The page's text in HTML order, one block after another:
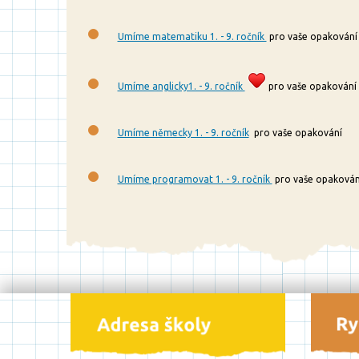
Umíme matematiku 1. - 9. ročník pro vaše opakování
Umíme anglicky1. - 9. ročník pro vaše opakování
Umíme německy 1. - 9. ročníkpro vaše opakování
Umíme programovat 1. - 9. ročník pro vaše